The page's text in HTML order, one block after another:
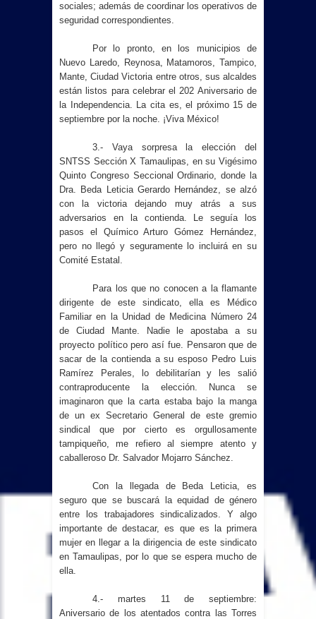
sociales; además de coordinar los operativos de
seguridad correspondientes.
Por lo pronto, en los municipios de
Nuevo Laredo, Reynosa, Matamoros, Tampico,
Mante, Ciudad Victoria entre otros, sus alcaldes
están listos para celebrar el 202 Aniversario de
la Independencia. La cita es, el próximo 15 de
septiembre por la noche. ¡Viva México!
3.- Vaya sorpresa la elección del
SNTSS Sección X Tamaulipas, en su Vigésimo
Quinto Congreso Seccional Ordinario, donde la
Dra. Beda Leticia Gerardo Hernández, se alzó
con la victoria dejando muy atrás a sus
adversarios en la contienda. Le seguía los
pasos el Químico Arturo Gómez Hernández,
pero no llegó y seguramente lo incluirá en su
Comité Estatal.
Para los que no conocen a la flamante
dirigente de este sindicato, ella es Médico
Familiar en la Unidad de Medicina Número 24
de Ciudad Mante. Nadie le apostaba a su
proyecto político pero así fue. Pensaron que de
sacar de la contienda a su esposo Pedro Luis
Ramírez Perales, lo debilitarían y les salió
contraproducente la elección. Nunca se
imaginaron que la carta estaba bajo la manga
de un ex Secretario General de este gremio
sindical que por cierto es orgullosamente
tampiqueño, me refiero al siempre atento y
caballeroso Dr. Salvador Mojarro Sánchez.
Con la llegada de Beda Leticia, es
seguro que se buscará la equidad de género
entre los trabajadores sindicalizados. Y algo
importante de destacar, es que es la primera
mujer en llegar a la dirigencia de este sindicato
en Tamaulipas, por lo que se espera mucho de
ella.
4.- martes 11 de septiembre:
Aniversario de los atentados contra las Torres